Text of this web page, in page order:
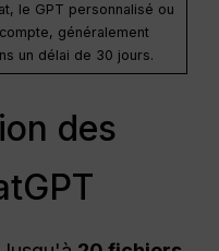
le GPT personnalisé ou
généralement
un délai de 30 jours.
des